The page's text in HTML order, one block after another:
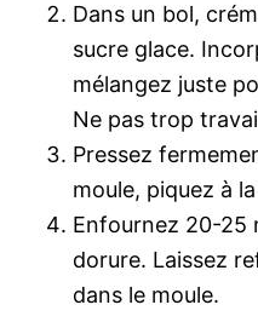
Dans un bol,
sucre glace.
mélangez juste
Ne pas trop
Pressez
moule, piquez à
Enfournez 20-25
dorure. Laissez
dans le moule.